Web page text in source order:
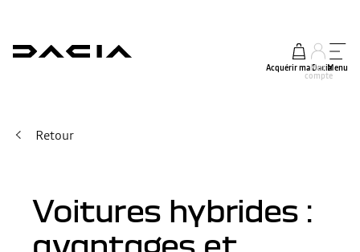
Acquérir ma Dacia
Mon
compte
Menu
Retour
Voitures hybrides :
avantages et